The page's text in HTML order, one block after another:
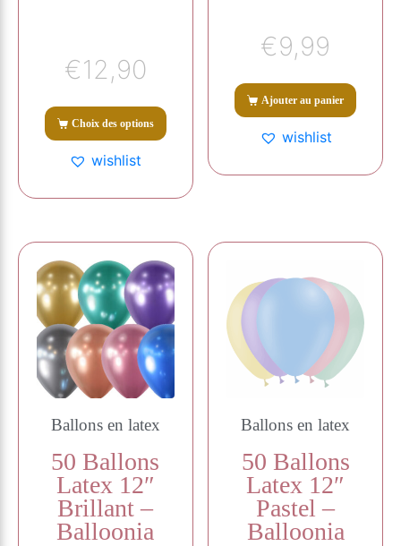
€12,90
Choix des options
wishlist
€9,99
Ajouter au panier
wishlist
Ballons en latex
50 Ballons
Latex 12″
Brillant –
Balloonia
Ballons en latex
50 Ballons
Latex 12″
Pastel –
Balloonia